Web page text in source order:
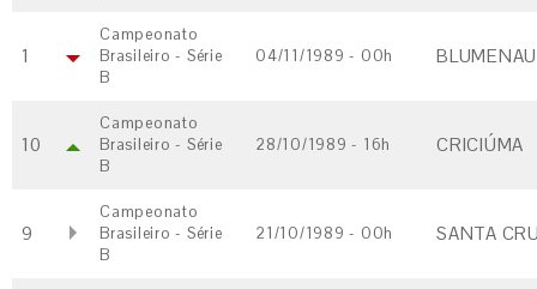
1
Campeonato
Brasileiro - Série
B
04/11/1989 - 00h
10
Campeonato
Brasileiro - Série
B
28/10/1989 - 16h CRICIÚMA
9
Campeonato
Brasileiro - Série
B
21/10/1989 - 00h SANTA